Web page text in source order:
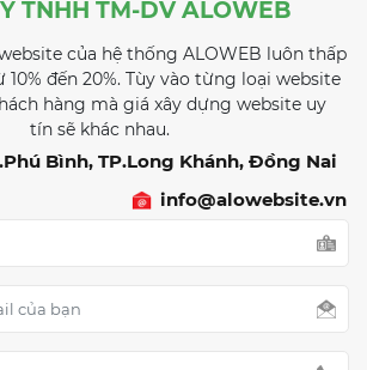
TNHH TM-DV ALOWEB
của hệ thống ALOWEB luôn thấp
đến 20%. Tùy vào từng loại website
hàng mà giá xây dựng website uy
tín sẽ khác nhau.
Bình, TP.Long Khánh, Đồng Nai
info@alowebsite.vn